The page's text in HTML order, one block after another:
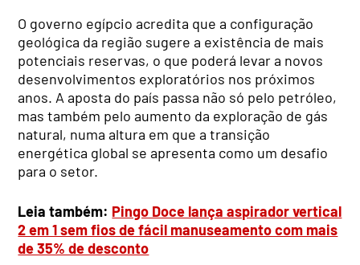
O governo egípcio acredita que a configuração
geológica da região sugere a existência de mais
potenciais reservas, o que poderá levar a novos
desenvolvimentos exploratórios nos próximos
anos. A aposta do país passa não só pelo petróleo,
mas também pelo aumento da exploração de gás
natural, numa altura em que a transição
energética global se apresenta como um desafio
para o setor.
Leia também: Pingo Doce lança aspirador vertical
2 em 1 sem fios de fácil manuseamento com mais
de 35% de desconto